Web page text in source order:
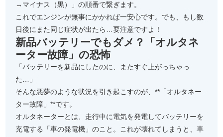
→マイナス（黒）」の順番で繋ぎます。
これでエンジンが無事にかかれば一安心です。でも、もし数
日後にまた同じ症状が出たら…要注意ですよ！
新品バッテリーでもダメ？「オルタネ
ーター故障」の恐怖
「バッテリーを新品にしたのに、またすぐ上がっちゃっ
た…」
そんな悪夢のような状況を引き起こすのが、**「オルタネー
ター故障」**です。
オルタネーターとは、走行中に電気を発電してバッテリーを
充電する「車の発電機」のこと。これが壊れてしまうと、車